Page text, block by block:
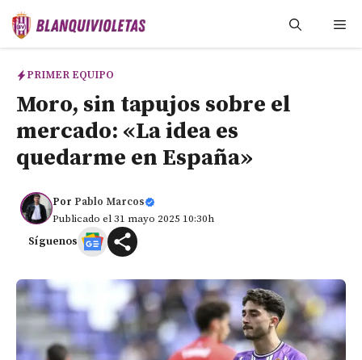
Saltar
PRIMER EQUIPO
Moro, sin tapujos sobre el
mercado: «La idea es
quedarme en España»
Por Pablo Marcos
Publicado el 31 mayo 2025 10:30h
Síguenos